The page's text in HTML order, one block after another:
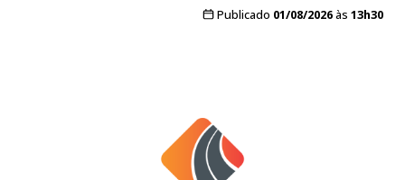
Publicado 01/08/2026às 13h30